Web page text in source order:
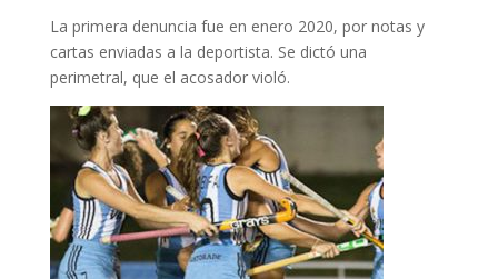
La primera denuncia fue en enero 2020, por notas y
cartas enviadas a la deportista. Se dictó una
perimetral, que el acosador violó.